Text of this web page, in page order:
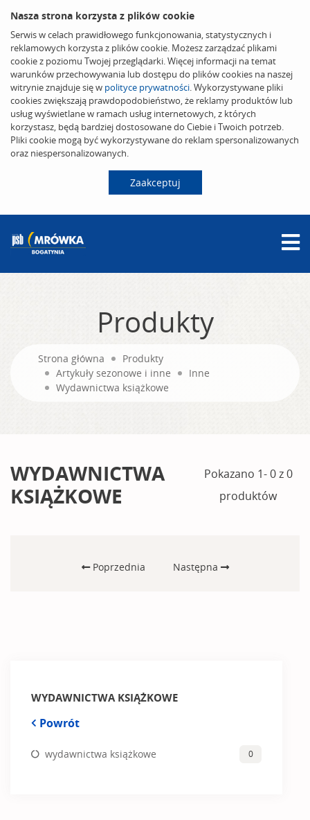
Nasza strona korzysta z plików cookie
Serwis w celach prawidłowego funkcjonowania, statystycznych i
reklamowych korzysta z plików cookie. Możesz zarządzać plikami
cookie z poziomu Twojej przeglądarki. Więcej informacji na temat
warunków przechowywania lub dostępu do plików cookies na naszej
witrynie znajduje się w polityce prywatności. Wykorzystywane pliki
cookies zwiększają prawdopodobieństwo, że reklamy produktów lub
usług wyświetlane w ramach usług internetowych, z których
korzystasz, będą bardziej dostosowane do Ciebie i Twoich potrzeb.
Pliki cookie mogą być wykorzystywane do reklam spersonalizowanych
oraz niespersonalizowanych.
Zaakceptuj
Produkty
Strona główna
Produkty
Artykuły sezonowe i inne
Inne
Wydawnictwa książkowe
WYDAWNICTWA KSIĄŻKOWE
Powrót
wydawnictwa książkowe 0
WYDAWNICTWA
KSIĄŻKOWE
Pokazano 1- 0 z 0
produktów
Poprzednia Następna